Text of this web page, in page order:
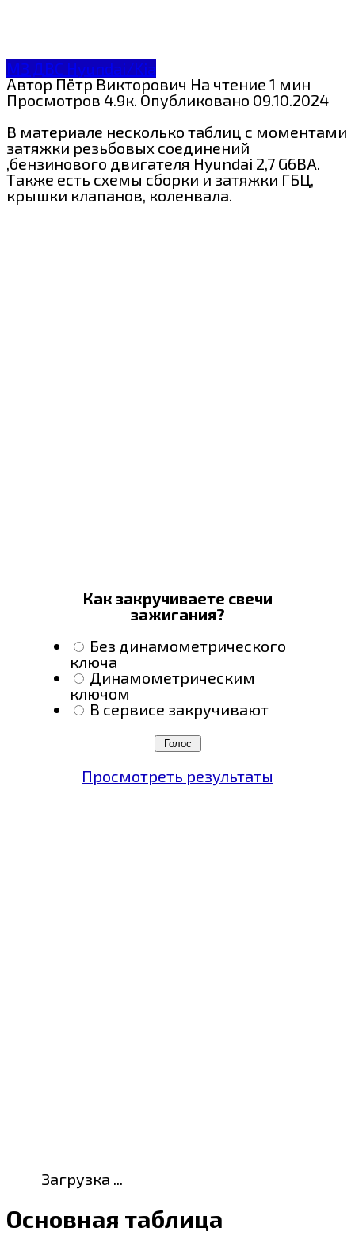
МЗ ДВС Hyundai/Kia
АвторПётр Викторович На чтение 1 мин
Просмотров 4.9к. Опубликовано 09.10.2024
В материале несколько таблиц с моментами
затяжки резьбовых соединений
,бензинового двигателя Hyundai 2,7 G6BA.
Также есть схемы сборки и затяжки ГБЦ,
крышки клапанов, коленвала.
Как закручиваете свечи
зажигания?
Без динамометрического
ключа
Динамометрическим
ключом
В сервисе закручивают
Просмотреть результаты
Загрузка ...
Основная таблица